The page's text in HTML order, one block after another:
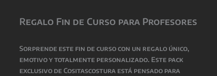
Regalo Fin de Curso para Profesores
Sorprende este fin de curso con un regalo único,
emotivo y totalmente personalizado. Este pack
exclusivo de Cositascostura está pensado para